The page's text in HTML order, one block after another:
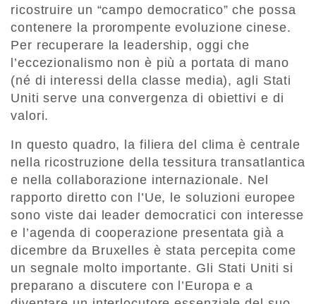
ricostruire un “campo democratico” che possa
contenere la prorompente evoluzione cinese.
Per recuperare la leadership, oggi che
l’eccezionalismo non è più a portata di mano
(né di interessi della classe media), agli Stati
Uniti serve una convergenza di obiettivi e di
valori.
In questo quadro, la filiera del clima è centrale
nella ricostruzione della tessitura transatlantica
e nella collaborazione internazionale. Nel
rapporto diretto con l’Ue, le soluzioni europee
sono viste dai leader democratici con interesse
e l’agenda di cooperazione presentata già a
dicembre da Bruxelles è stata percepita come
un segnale molto importante. Gli Stati Uniti si
preparano a discutere con l’Europa e a